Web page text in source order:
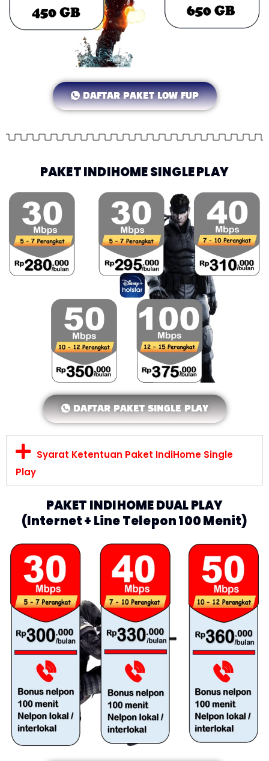
DAFTAR PAKET LOW FUP
PAKET INDIHOME SINGLE PLAY
DAFTAR PAKET SINGLE PLAY
Syarat Ketentuan Paket IndiHome Single
Play
PAKET INDIHOME DUAL PLAY
(Internet + Line Telepon 100 Menit)